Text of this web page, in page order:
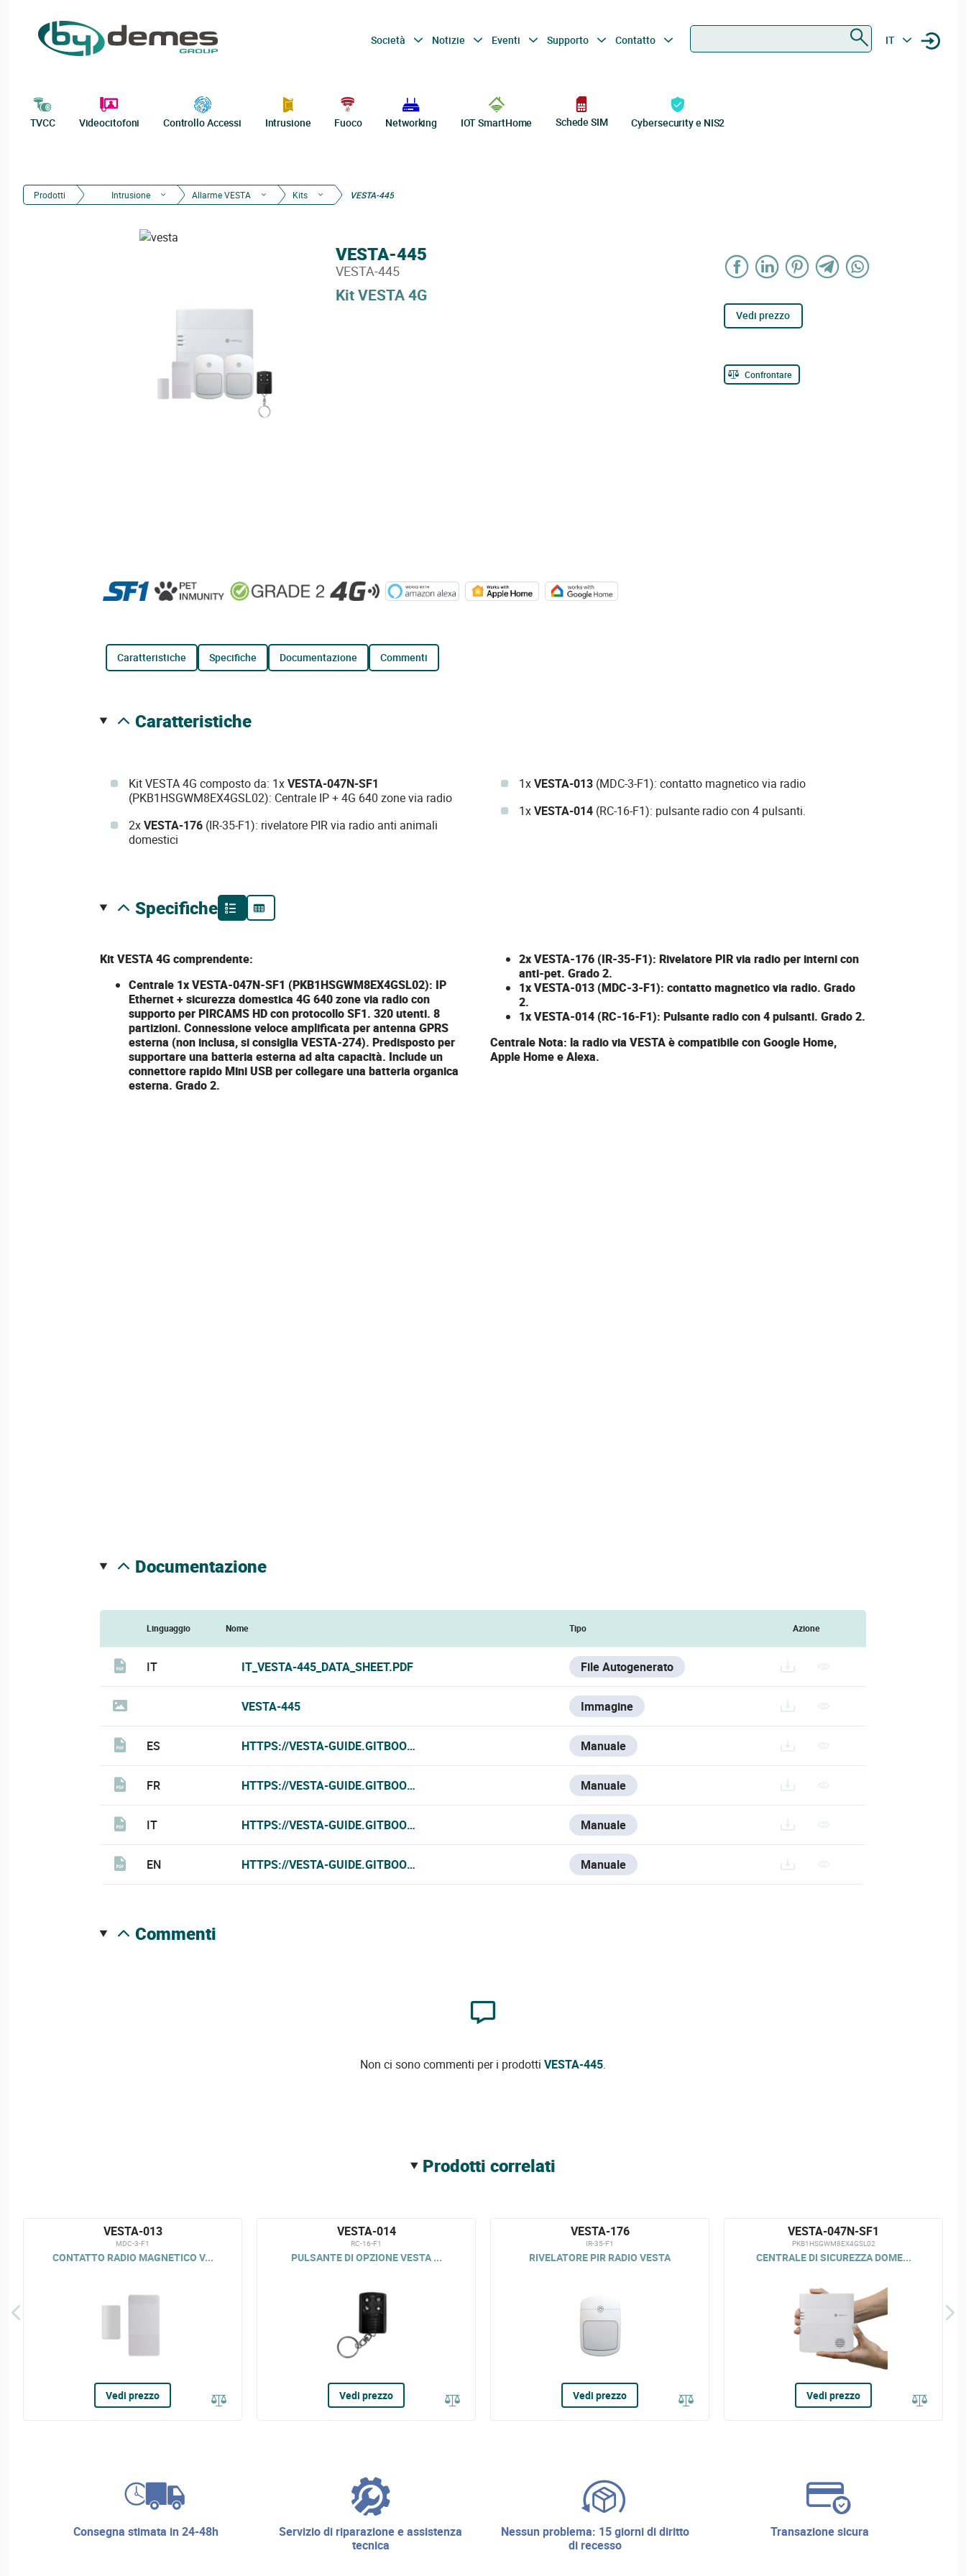
Società Notizie Eventi Supporto Contatto IT
TVCC Videocitofoni Controllo Accessi Intrusione Fuoco Networking IOT SmartHome Schede SIM Cybersecurity e NIS2
Prodotti Intrusione Allarme VESTA Kits VESTA-445
Kit VESTA 4G
VESTA-445
VESTA-445
Vedi prezzo
Confrontare
caratteristiche specifiche documentazione commenti
caratteristiche
Kit VESTA 4G composto da: 1xVESTA-047N-SF1
(PKB1HSGWM8EX4GSL02): Centrale IP + 4G 640 zone via radio
2xVESTA-176(IR-35-F1): rivelatore PIR via radio anti animali
domestici
1xVESTA-013(MDC-3-F1): contatto magnetico via radio
1xVESTA-014(RC-16-F1): pulsante radio con 4 pulsanti.
specifiche
Kit VESTA 4G comprendente:
Centrale 1xVESTA-047N-SF1 (PKB1HSGWM8EX4GSL02): IP
Ethernet + sicurezza domestica 4G 640 zone via radio con
supporto per PIRCAMS HD con protocollo SF1. 320 utenti. 8
partizioni. Connessione veloce amplificata per antenna GPRS
esterna (non inclusa, si consiglia VESTA-274). Predisposto per
supportare una batteria esterna ad alta capacità. Include un
connettore rapido Mini USB per collegare una batteria organica
esterna. Grado 2.
2xVESTA-176(IR-35-F1): Rivelatore PIR via radio per interni con
anti-pet. Grado 2.
1xVESTA-013(MDC-3-F1): contatto magnetico via radio. Grado
2.
1xVESTA-014(RC-16-F1): Pulsante radio con 4 pulsanti. Grado 2.
Centrale Nota: la radio via VESTA è compatibile con Google Home,
Apple Home e Alexa.
documentazione
Linguaggio Nome Tipo Azione
IT IT_VESTA-445_DATA_SHEET.PDF File Autogenerato
VESTA-445 Immagine
ES HTTPS://VESTA-GUIDE.GITBOOK.IO/VESTA-KNOWLEDGE-BASE/V/ESPANOL/VESTA-445_ES
Manuale
FR HTTPS://VESTA-GUIDE.GITBOOK.IO/VESTA-KNOWLEDGE-BASE/V/FRANCE-1/VESTA-445_FR
Manuale
IT HTTPS://VESTA-GUIDE.GITBOOK.IO/VESTA-KNOWLEDGE-BASE/V/ITALIAN/VESTA-445_IT
Manuale
EN HTTPS://VESTA-GUIDE.GITBOOK.IO/VESTA-KNOWLEDGE-BASE/VESTA-445
Manuale
commenti
Non ci sono commenti per i prodotti VESTA-445.
prodotti correlati
VESTA-013
MDC-3-F1
CONTATTO RADIO MAGNETICO V...
Vedi prezzo
VESTA-014
RC-16-F1
PULSANTE DI OPZIONE VESTA ...
Vedi prezzo
VESTA-176
IR-35-F1
RIVELATORE PIR RADIO VESTA
Vedi prezzo
VESTA-047N-SF1
PKB1HSGWM8EX4GSL02
CENTRALE DI SICUREZZA DOME...
Vedi prezzo
consegna stimata in 24-48h
servizio di riparazione e assistenza
tecnica
nessun problema: 15 giorni di diritto
di recesso
transazione sicura